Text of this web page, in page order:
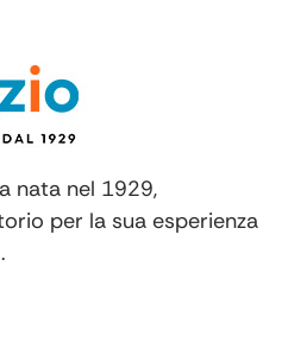
nata nel 1929,
per la sua esperienza